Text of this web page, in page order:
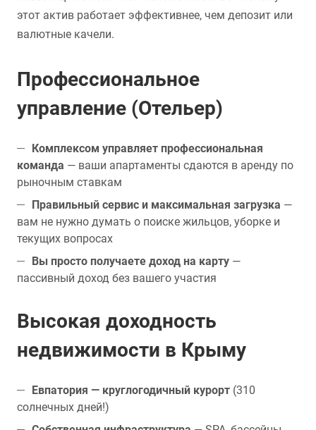
этот актив работает эффективнее, чем депозит или
валютные качели.
Профессиональное
управление (Отельер)
Комплексом управляет профессиональная
команда — ваши апартаменты сдаются в аренду по
рыночным ставкам
Правильный сервис и максимальная загрузка —
вам не нужно думать о поиске жильцов, уборке и
текущих вопросах
Вы просто получаете доход на карту —
пассивный доход без вашего участия
Высокая доходность
недвижимости в Крыму
Евпатория — круглогодичный курорт (310
солнечных дней!)